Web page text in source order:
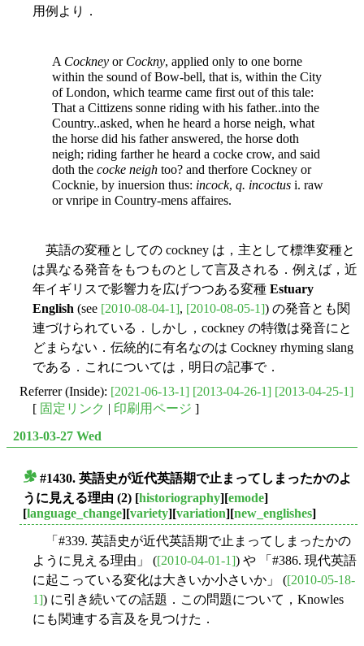
用例より．
A Cockney or Cockny, applied only to one borne
within the sound of Bow-bell, that is, within the City
of London, which tearme came first out of this tale:
That a Cittizens sonne riding with his father..into the
Country..asked, when he heard a horse neigh, what
the horse did his father answered, the horse doth
neigh; riding farther he heard a cocke crow, and said
doth the cocke neigh too? and therfore Cockney or
Cocknie, by inuersion thus: incock, q. incoctus i. raw
or vnripe in Country-mens affaires.
英語の変種としての cockney は，主として標準変種と
は異なる発音をもつものとして言及される．例えば，近
年イギリスで影響力を広げつつある変種 Estuary
English (see [2010-08-04-1], [2010-08-05-1]) の発音とも関
連づけられている．しかし，cockney の特徴は発音にと
どまらない．伝統的に有名なのは Cockney rhyming slang
である．これについては，明日の記事で．
Referrer (Inside): [2021-06-13-1] [2013-04-26-1] [2013-04-25-1]
[ 固定リンク | 印刷用ページ ]
2013-03-27 Wed
#1430. 英語史が近代英語期で止まってしまったかのよ
うに見える理由 (2) [historiography][emode]
[language_change][variety][variation][new_englishes]
「#339. 英語史が近代英語期で止まってしまったかの
ように見える理由」 ([2010-04-01-1]) や 「#386. 現代英語
に起こっている変化は大きいか小さいか」 ([2010-05-18-
1]) に引き続いての話題．この問題について，Knowles
にも関連する言及を見つけた．